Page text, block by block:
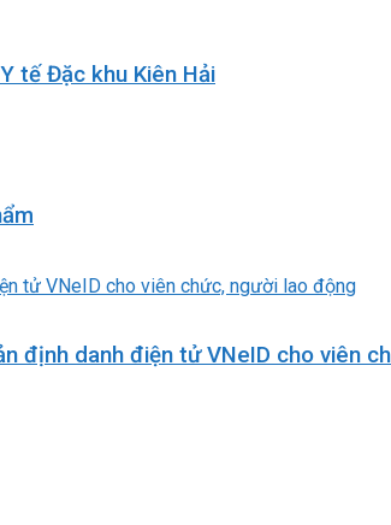
tế Đặc khu Kiên Hải
định danh điện tử VNeID cho viên